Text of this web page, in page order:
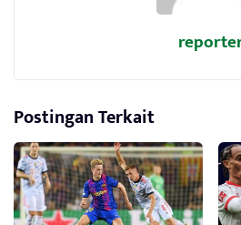
Postingan Terkait